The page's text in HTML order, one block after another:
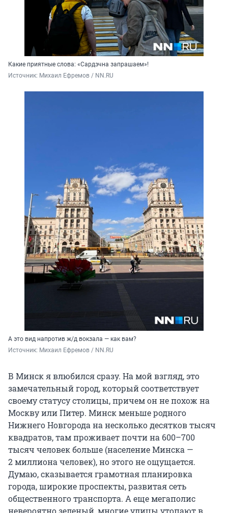
Какие приятные слова: «Сардэчна запрашаем»!
Источник: Михаил Ефремов / NN.RU
А это вид напротив ж/д вокзала — как вам?
Источник: Михаил Ефремов / NN.RU
В Минск я влюбился сразу. На мой взгляд, это
замечательный город, который соответствует
своему статусу столицы, причем он не похож на
Москву или Питер. Минск меньше родного
Нижнего Новгорода на несколько десятков тысяч
квадратов, там проживает почти на 600–700
тысяч человек больше (население Минска —
2 миллиона человек), но этого не ощущается.
Думаю, сказывается грамотная планировка
города, широкие проспекты, развитая сеть
общественного транспорта. А еще мегаполис
невероятно зеленый, многие улицы утопают в